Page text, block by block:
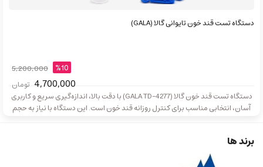
دستگاه تست قند خون تایوانی گالا (GALA)
%10
5,200,000
4,700,000 تومان
دستگاه تست قند خون گالا (GALA TD-4277) با دقت بالا، اندازه‌گیری سریع و کاربری
آسان، انتخابی مناسب برای کنترل روزانه قند خون است. این دستگاه با نیاز به حجم
برند ها